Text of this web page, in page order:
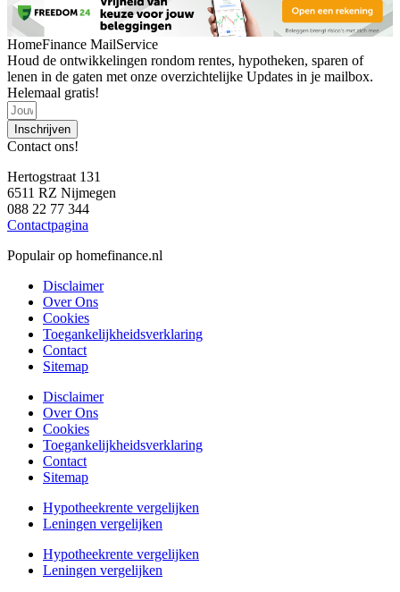
HomeFinance MailService
Houd de ontwikkelingen rondom rentes, hypotheken, sparen of
lenen in de gaten met onze overzichtelijke Updates in je mailbox.
Helemaal gratis!
Inschrijven
Contact ons!
Hertogstraat 131
6511 RZ Nijmegen
088 22 77 344
Contactpagina
Populair op homefinance.nl
Disclaimer
Over Ons
Cookies
Toegankelijkheidsverklaring
Contact
Sitemap
Disclaimer
Over Ons
Cookies
Toegankelijkheidsverklaring
Contact
Sitemap
Hypotheekrente vergelijken
Leningen vergelijken
Hypotheekrente vergelijken
Leningen vergelijken